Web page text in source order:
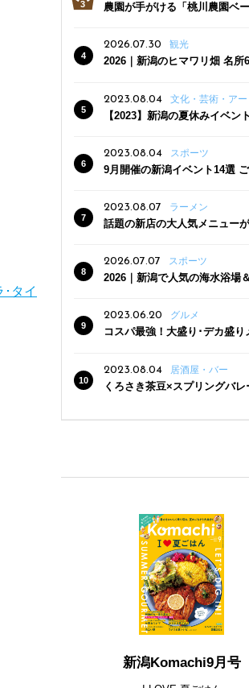
･タイ
農園が手がける「桃川農園ベ
った焼きたてパンのほか、ジェ
トやスムージーも
2026.07.30 観光
2026｜新潟のヒマワリ畑 名
2023.08.04
文化・芸術・アー
【2023】新潟の夏休みイベン
2023.08.04
スポーツ
9月開催の新潟イベント14選
2023.08.07 ラーメン
話題の新店の大人気メニュー
クーポン登場
2026.07.07 スポーツ
2026｜新潟で人気の海水浴場
2023.06.20
グルメ
コスパ最強！大盛り･デカ盛り
2023.08.04
居酒屋・バー
くろさき茶豆×スプリングバレ
新潟Komachi9月号